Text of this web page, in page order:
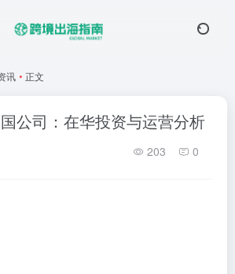
讯 • 正文
公司：在华投资与运营分析
203 0